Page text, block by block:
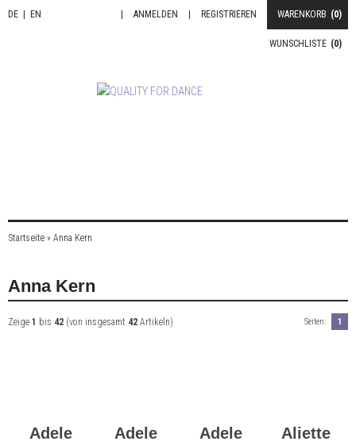
DE EN WARENKORB (0)
REGISTRIEREN
ANMELDEN
WUNSCHLISTE (0)
Startseite » Anna Kern
Anna Kern
Zeige 1 bis 42 (von insgesamt 42 Artikeln) Seiten: 1
Adele Adele Adele Aliette